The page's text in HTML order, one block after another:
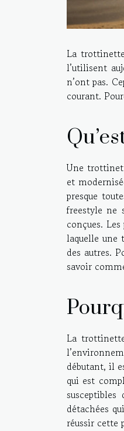
La
l’utilisent
n’ont pas.
courant.
Une
et
presque
freestyle ne
conçues.
laquelle une
des autres.
savoir
La
débutant, il
qui est
détachées
réussir cette